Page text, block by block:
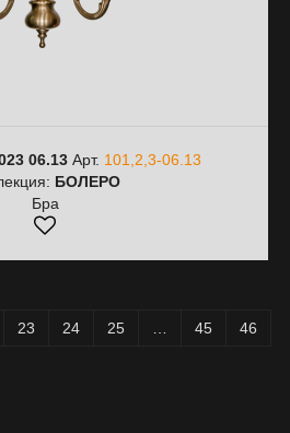
06.13 Арт. 101,2,3-06.13
БОЛЕРО
Бра
23 24 25 45 46